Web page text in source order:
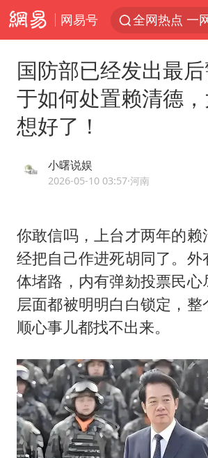
网易号 全网热点 一
国防部已经发出最
于如何处置赖清德
想好了！
小曙说娱
2026-05-10 03:57·河南
你敢信吗，上台才两年的赖
经把自己作进死胡同了。外
体堵路，内有弹劾投票民心
层面都被明明白白锁定，
顺心事儿都找不出来。